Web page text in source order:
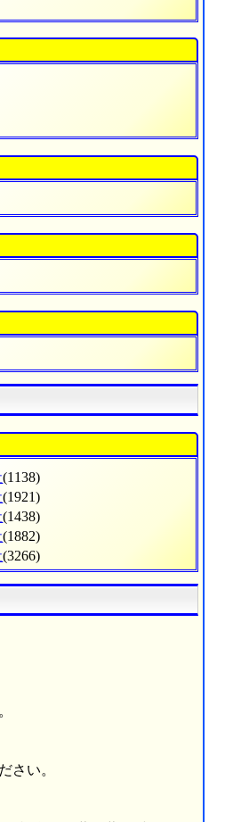
(1138)
(1921)
(1438)
(1882)
(3266)
さい。